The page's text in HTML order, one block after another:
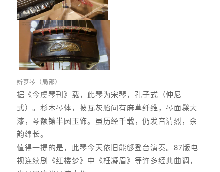
辨梦琴（局部）
据《今虞琴刊》载，此琴为宋琴，孔子式（仲尼
式）。杉木琴体，披瓦灰胎间有麻草纤维，琴面髹大
漆，琴额镶半圆玉饰。虽历经千载，仍发音清烈，余
韵绵长。
值得一提的是，此琴今天依旧能够登台演奏。87版电
视连续剧《红楼梦》中《枉凝眉》等许多经典曲调，